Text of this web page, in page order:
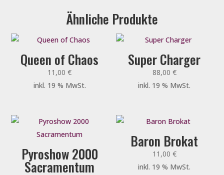
Ähnliche Produkte
Queen of Chaos
11,00€
inkl. 19 % MwSt.
Super Charger
88,00 €
inkl. 19 % MwSt.
Pyroshow 2000
Sacramentum
Baron Brokat
11,00 €
inkl. 19 % MwSt.